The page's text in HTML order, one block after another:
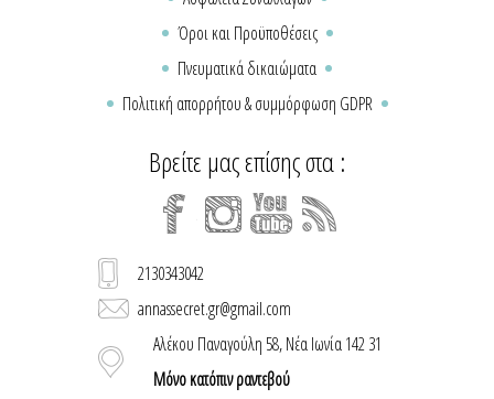
Όροι και Προϋποθέσεις
Πνευματικά δικαιώματα
Πολιτική απορρήτου & συμμόρφωση GDPR
Βρείτε μας επίσης στα :
2130343042
annassecret.gr@gmail.com
Αλέκου Παναγούλη 58, Νέα Ιωνία 142 31
Μόνο κατόπιν ραντεβού